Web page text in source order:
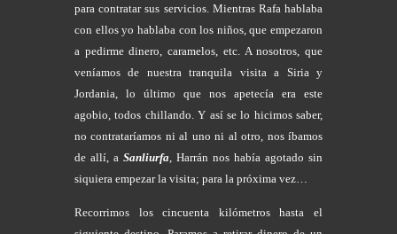
para contratar sus servicios. Mientras Rafa hablaba
con ellos yo hablaba con los niños, que empezaron
a pedirme dinero, caramelos, etc. A nosotros, que
veníamos de nuestra tranquila visita a Siria y
Jordania, lo último que nos apetecía era este
agobio, todos chillando. Y así se lo hicimos saber,
no contrataríamos ni al uno ni al otro, nos íbamos
de allí, a Sanliurfa , Harrán nos había agotado sin
siquiera empezar la visita; para la próxima vez…
Recorrimos los cincuenta kilómetros hasta el